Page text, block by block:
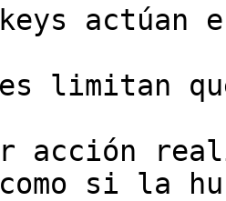
actúan
limitan
acción
como si la